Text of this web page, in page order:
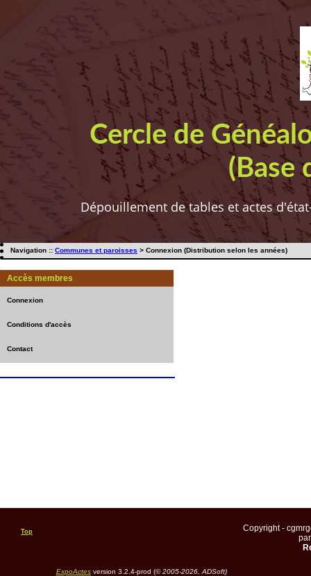
Cercle de
(Base
Dépouillement de tables et actes
Navigation :: Communes et paroisses > Connexion (Distribution selon les années)
Accès membres
Connexion
Conditions d'accès
Contact
Top
Copyright -
ExpoActesversion 3.2.4-prod (©2005-2026, ADSoft)